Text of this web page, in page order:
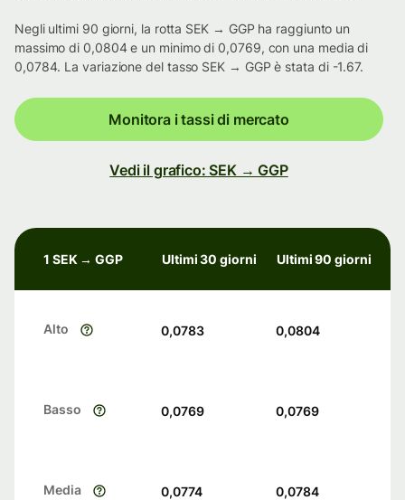
Negli ultimi 90 giorni, la rotta SEK → GGP ha raggiunto un
massimo di 0,0804 e un minimo di 0,0769, con una media di
0,0784. La variazione del tasso SEK → GGP è stata di -1.67.
Monitora i tassi di mercato
Vedi il grafico: SEK → GGP
1 SEK → GGP Ultimi 30 giorni Ultimi 90 giorni
Alto 0,0783 0,0804
Basso 0,0769 0,0769
Media 0,0774 0,0784